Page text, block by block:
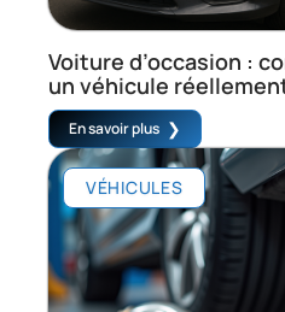
Voiture d’occasion :
un véhicule
En savoir plus
VÉHICULES